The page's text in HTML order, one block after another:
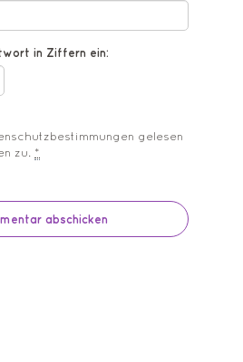
in Ziffern ein:
gelesen
zu. *